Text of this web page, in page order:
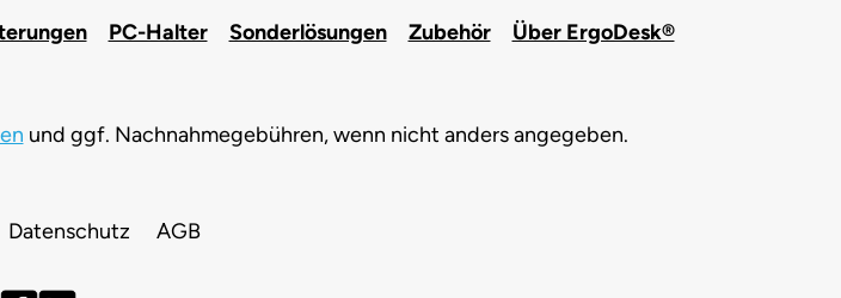
PC-Halter Sonderlösungen Zubehör Über ErgoDesk®
und ggf. Nachnahmegebühren, wenn nicht anders angegeben.
Datenschutz AGB